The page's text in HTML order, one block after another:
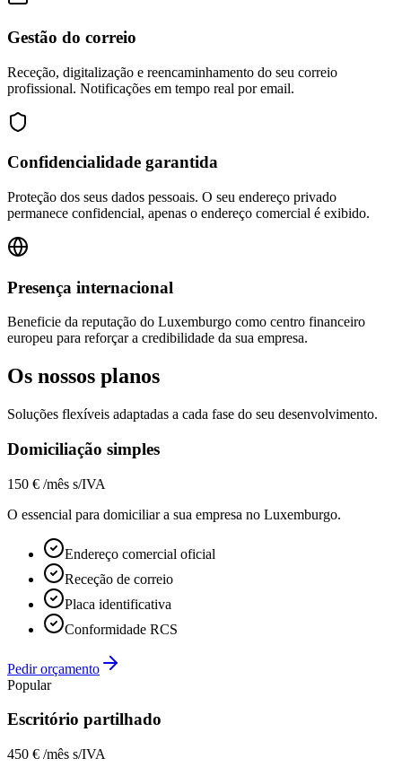
Gestão do correio
Receção, digitalização e reencaminhamento do seu correio
profissional. Notificações em tempo real por email.
Confidencialidade garantida
Proteção dos seus dados pessoais. O seu endereço privado
permanece confidencial, apenas o endereço comercial é exibido.
Presença internacional
Beneficie da reputação do Luxemburgo como centro financeiro
europeu para reforçar a credibilidade da sua empresa.
Os nossos planos
Soluções flexíveis adaptadas a cada fase do seu desenvolvimento.
Domiciliação simples
150 € /mês s/IVA
O essencial para domiciliar a sua empresa no Luxemburgo.
Endereço comercial oficial
Receção de correio
Placa identificativa
Conformidade RCS
Pedir orçamento
Popular
Escritório partilhado
450 € /mês s/IVA